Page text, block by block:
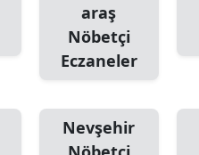
araş
Nöbetçi
Eczaneler
Nevşehir